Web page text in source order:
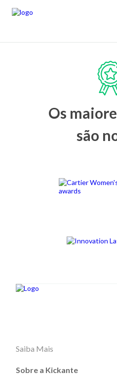
Os
são
Saiba Mais
Sobre a Kickante